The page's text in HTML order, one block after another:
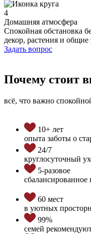
4
Домашняя атмосфера
Спокойная обстановка
декор, растения и
Задать вопрос
Почему стоит
всё, что важно
10+ лет
опыта заботы о
24/7
круглосуточный
5-разовое
сбалансированное
60 мест
в уютных
99%
семей